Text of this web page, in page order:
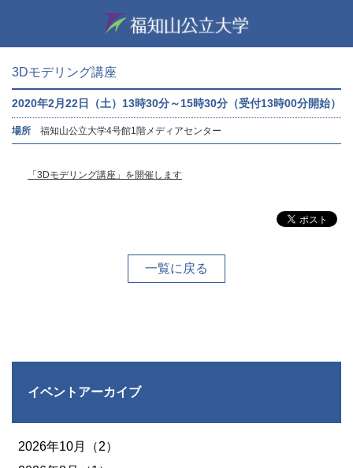
3Dモデリング講座
2020年2月22日（土）13時30分～15時30分（受付13時00分開始）
場所 福知山公立大学4号館1階メディアセンター
「3Dモデリング講座」を開催します
一覧に戻る
イベントアーカイブ
2026年10月（2）